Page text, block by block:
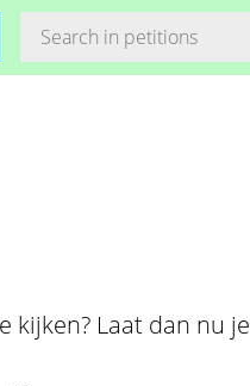
kijken? Laat dan nu je